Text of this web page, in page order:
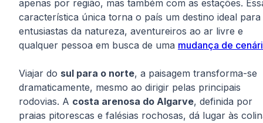
apenas por região, mas também com as estações.
característica única torna o país um destino ideal para
entusiastas da natureza, aventureiros ao ar livre e
qualquer pessoa em busca de uma mudança de
Viajar do sul para o norte, a paisagem transforma-se
dramaticamente, mesmo ao dirigir pelas principais
rodovias. A costa arenosa do Algarve, definida por
praias pitorescas e falésias rochosas, dá lugar às